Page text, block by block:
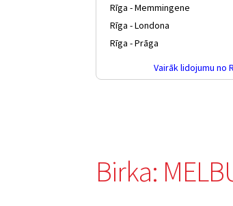
Rīga - Memmingene
Rīga - Londona
Rīga - Prāga
Vairāk lidojumu no
Birka: